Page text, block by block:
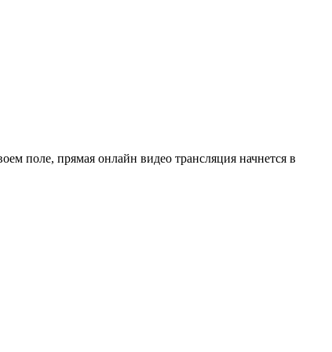
поле, прямая онлайн видео трансляция начнется в